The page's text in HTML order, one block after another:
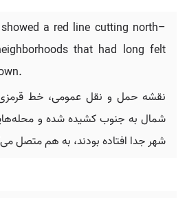
a red line cutting north–
that had long felt
نقشه حمل و نقل عمومی، خط
شمال به جنوب کشیده شده و
شهر جدا افتاده بودند، به هم متصل